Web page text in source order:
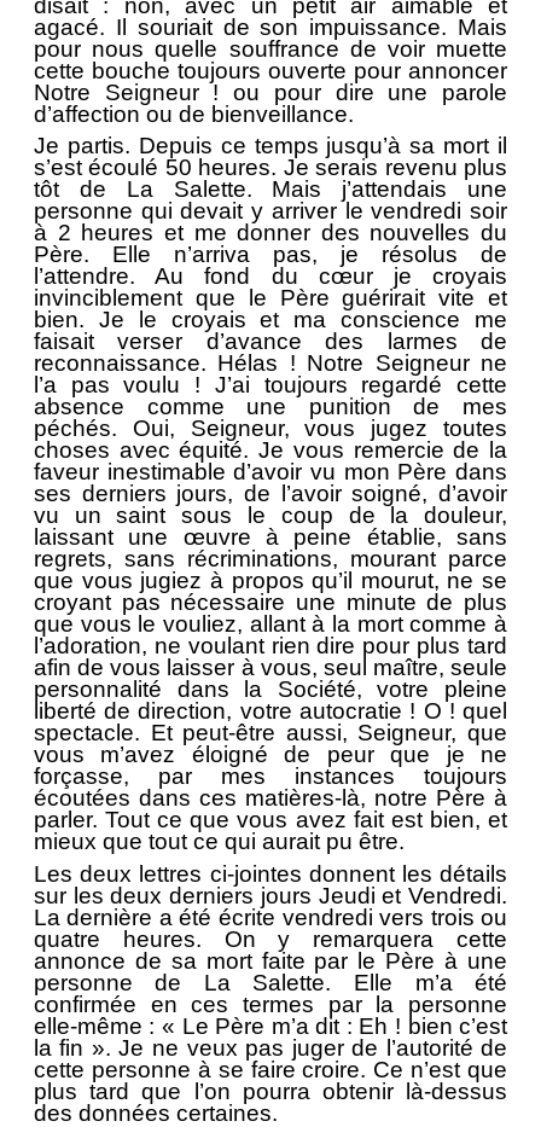
disait : non, avec un petit air aimable et
agacé. Il souriait de son impuissance. Mais
pour nous quelle souffrance de voir muette
cette bouche toujours ouverte pour annoncer
Notre Seigneur ! ou pour dire une parole
d’affection ou de bienveillance.
Je partis. Depuis ce temps jusqu’à sa mort il
s’est écoulé 50 heures. Je serais revenu plus
tôt de La Salette. Mais j’attendais une
personne qui devait y arriver le vendredi soir
à 2 heures et me donner des nouvelles du
Père. Elle n’arriva pas, je résolus de
l’attendre. Au fond du cœur je croyais
invinciblement que le Père guérirait vite et
bien. Je le croyais et ma conscience me
faisait verser d’avance des larmes de
reconnaissance. Hélas ! Notre Seigneur ne
l’a pas voulu ! J’ai toujours regardé cette
absence comme une punition de mes
péchés. Oui, Seigneur, vous jugez toutes
choses avec équité. Je vous remercie de la
faveur inestimable d’avoir vu mon Père dans
ses derniers jours, de l’avoir soigné, d’avoir
vu un saint sous le coup de la douleur,
laissant une œuvre à peine établie, sans
regrets, sans récriminations, mourant parce
que vous jugiez à propos qu’il mourut, ne se
croyant pas nécessaire une minute de plus
que vous le vouliez, allant à la mort comme à
l’adoration, ne voulant rien dire pour plus tard
afin de vous laisser à vous, seul maître, seule
personnalité dans la Société, votre pleine
liberté de direction, votre autocratie ! O ! quel
spectacle. Et peut-être aussi, Seigneur, que
vous m’avez éloigné de peur que je ne
forçasse, par mes instances toujours
écoutées dans ces matières-là, notre Père à
parler. Tout ce que vous avez fait est bien, et
mieux que tout ce qui aurait pu être.
Les deux lettres ci-jointes donnent les détails
sur les deux derniers jours Jeudi et Vendredi.
La dernière a été écrite vendredi vers trois ou
quatre heures. On y remarquera cette
annonce de sa mort faite par le Père à une
personne de La Salette. Elle m’a été
confirmée en ces termes par la personne
elle-même : « Le Père m’a dit : Eh ! bien c’est
la fin ». Je ne veux pas juger de l’autorité de
cette personne à se faire croire. Ce n’est que
plus tard que l’on pourra obtenir là-dessus
des données certaines.